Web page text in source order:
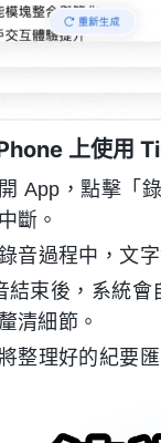
上使用
開 App，點擊「
斷。
錄音過程中，文
結束後，系統
清細節。
整理好的紀要